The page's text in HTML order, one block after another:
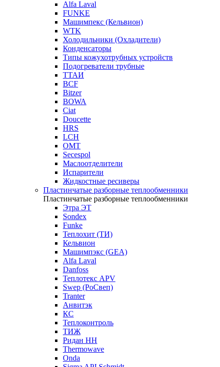
Alfa Laval
FUNKE
Машимпекс (Кельвион)
WTK
Холодильники (Охладители)
Конденсаторы
Типы кожухотрубных устройств
Подогреватели трубные
ТТАИ
BCF
Bitzer
BOWA
Ciat
Doucette
HRS
LCH
OMT
Secespol
Маслоотделители
Испарители
Жидкостные ресиверы
Пластинчатые разборные теплообменники
Пластинчатые разборные теплообменники
Этра ЭТ
Sondex
Funke
Теплохит (ТИ)
Кельвион
Машимпэкс (GEA)
Alfa Laval
Danfoss
Теплотекс APV
Swep (РоСвеп)
Tranter
Анвитэк
КС
Теплоконтроль
ТИЖ
Ридан НН
Thermowave
Onda